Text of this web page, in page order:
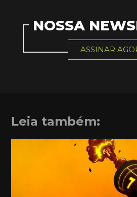
NOSSA
ASSINAR
Leia também: